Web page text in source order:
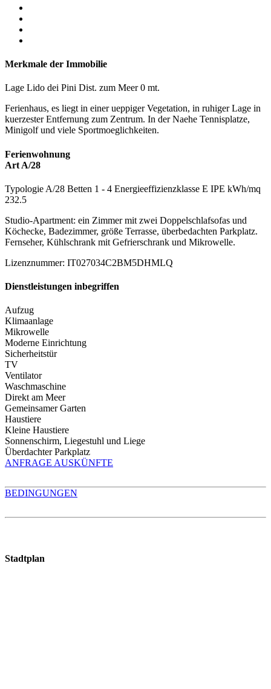
Merkmale der Immobilie
Lage Lido dei Pini Dist. zum Meer 0 mt.
Ferienhaus, es liegt in einer ueppiger Vegetation, in ruhiger Lage in
kuerzester Entfernung zum Zentrum. In der Naehe Tennisplatze,
Minigolf und viele Sportmoeglichkeiten.
Ferienwohnung
Art A/28
Typologie A/28 Betten 1 - 4 Energieeffizienzklasse E IPE kWh/mq
232.5
Studio-Apartment: ein Zimmer mit zwei Doppelschlafsofas und
Köchecke, Badezimmer, größe Terrasse, überbedachten Parkplatz.
Fernseher, Kühlschrank mit Gefrierschrank und Mikrowelle.
Lizenznummer: IT027034C2BM5DHMLQ
Dienstleistungen inbegriffen
Aufzug
Klimaanlage
Mikrowelle
Moderne Einrichtung
Sicherheitstür
TV
Ventilator
Waschmaschine
Direkt am Meer
Gemeinsamer Garten
Haustiere
Kleine Haustiere
Sonnenschirm, Liegestuhl und Liege
Überdachter Parkplatz
ANFRAGE AUSKÜNFTE
BEDINGUNGEN
Stadtplan